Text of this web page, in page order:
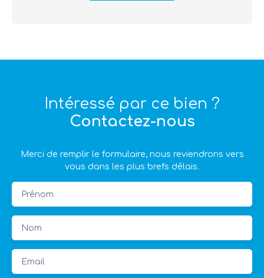
Intéressé par ce bien ?
Contactez-nous
Merci de remplir le formulaire, nous reviendrons vers
vous dans les plus brefs délais.
Prénom
Nom
Email